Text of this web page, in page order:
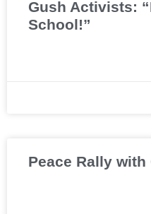
Gush Activists:
School!”
Peace Rally with